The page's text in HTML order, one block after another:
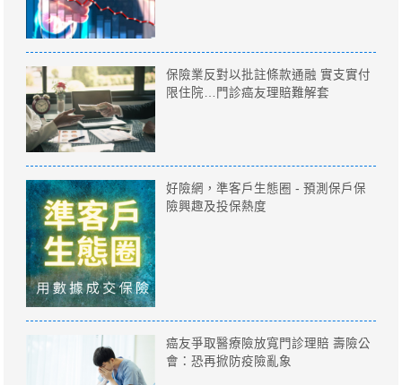
保險業反對以批註條款通融 實支實付
限住院…門診癌友理賠難解套
好險網，準客戶生態圈 - 預測保戶保
險興趣及投保熱度
癌友爭取醫療險放寬門診理賠 壽險公
會：恐再掀防疫險亂象